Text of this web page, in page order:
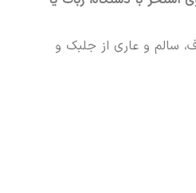
سالم و عاری از جلبک و